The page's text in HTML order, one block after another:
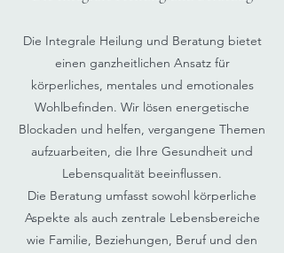
Die Integrale Heilung und Beratung bietet
einen ganzheitlichen Ansatz für
körperliches, mentales und emotionales
Wohlbefinden. Wir lösen energetische
Blockaden und helfen, vergangene Themen
aufzuarbeiten, die Ihre Gesundheit und
Lebensqualität beeinflussen.
Die Beratung umfasst sowohl körperliche
Aspekte als auch zentrale Lebensbereiche
wie Familie, Beziehungen, Beruf und den